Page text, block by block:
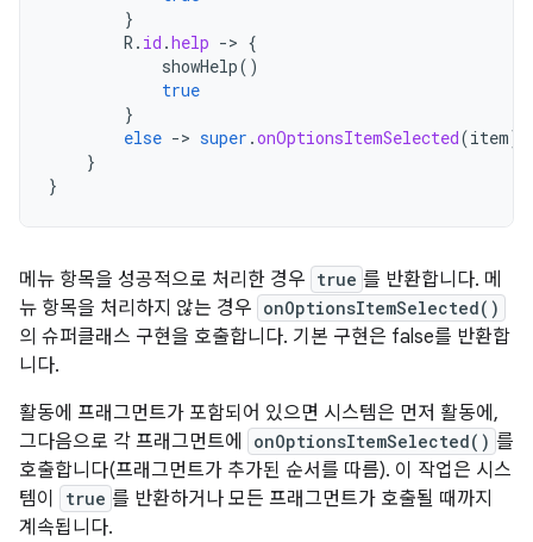
}
R . id .help -> {
showHelp()
true
}
else -> super .onOptionsItemSelected(item)
}
}
메뉴 항목을 성공적으로 처리한 경우 true 를 반환합니다. 메
뉴 항목을 처리하지 않는 경우 onOptionsItemSelected()
의 슈퍼클래스 구현을 호출합니다. 기본 구현은 false를 반환합
니다.
활동에 프래그먼트가 포함되어 있으면 시스템은 먼저 활동에,
그다음으로 각 프래그먼트에
onOptionsItemSelected() 를
호출합니다(프래그먼트가 추가된 순서를 따름). 이 작업은 시스
템이
true 를 반환하거나 모든 프래그먼트가 호출될 때까지
계속됩니다.